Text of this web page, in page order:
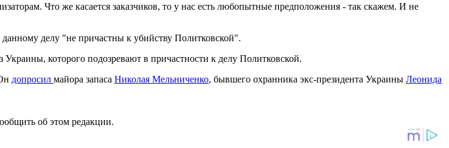
Что же касается заказчиков, то у нас есть любопытные предположения - так скажем. И не
делу "не причастны к убийству Политковской".
которого подозревают в причастности к делу Политковской.
допросил майора запаса Николая Мельниченко, бывшего охранника экс-президента Украины Леонида
об этом редакции.